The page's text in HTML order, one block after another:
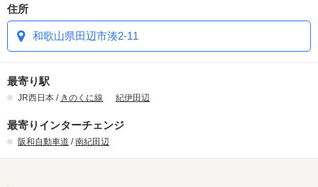
住所
和歌山県田辺市湊2-11
最寄り駅
JR西日本 / きのくに線 紀伊田辺
最寄りインターチェンジ
阪和自動車道 /南紀田辺